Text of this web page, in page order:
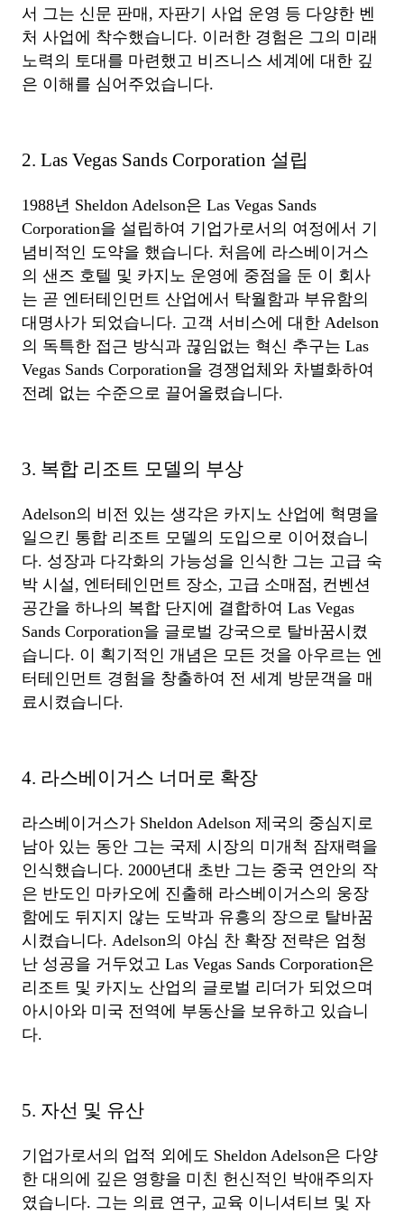
서 그는 신문 판매, 자판기 사업 운영 등 다양한 벤
처 사업에 착수했습니다. 이러한 경험은 그의 미래
노력의 토대를 마련했고 비즈니스 세계에 대한 깊
은 이해를 심어주었습니다.
2. Las Vegas Sands Corporation 설립
1988년 Sheldon Adelson은 Las Vegas Sands
Corporation을 설립하여 기업가로서의 여정에서 기
념비적인 도약을 했습니다. 처음에 라스베이거스
의 샌즈 호텔 및 카지노 운영에 중점을 둔 이 회사
는 곧 엔터테인먼트 산업에서 탁월함과 부유함의
대명사가 되었습니다. 고객 서비스에 대한 Adelson
의 독특한 접근 방식과 끊임없는 혁신 추구는 Las
Vegas Sands Corporation을 경쟁업체와 차별화하여
전례 없는 수준으로 끌어올렸습니다.
3. 복합 리조트 모델의 부상
Adelson의 비전 있는 생각은 카지노 산업에 혁명을
일으킨 통합 리조트 모델의 도입으로 이어졌습니
다. 성장과 다각화의 가능성을 인식한 그는 고급 숙
박 시설, 엔터테인먼트 장소, 고급 소매점, 컨벤션
공간을 하나의 복합 단지에 결합하여 Las Vegas
Sands Corporation을 글로벌 강국으로 탈바꿈시켰
습니다. 이 획기적인 개념은 모든 것을 아우르는 엔
터테인먼트 경험을 창출하여 전 세계 방문객을 매
료시켰습니다.
4. 라스베이거스 너머로 확장
라스베이거스가 Sheldon Adelson 제국의 중심지로
남아 있는 동안 그는 국제 시장의 미개척 잠재력을
인식했습니다. 2000년대 초반 그는 중국 연안의 작
은 반도인 마카오에 진출해 라스베이거스의 웅장
함에도 뒤지지 않는 도박과 유흥의 장으로 탈바꿈
시켰습니다. Adelson의 야심 찬 확장 전략은 엄청
난 성공을 거두었고 Las Vegas Sands Corporation은
리조트 및 카지노 산업의 글로벌 리더가 되었으며
아시아와 미국 전역에 부동산을 보유하고 있습니
다.
5. 자선 및 유산
기업가로서의 업적 외에도 Sheldon Adelson은 다양
한 대의에 깊은 영향을 미친 헌신적인 박애주의자
였습니다. 그는 의료 연구, 교육 이니셔티브 및 자